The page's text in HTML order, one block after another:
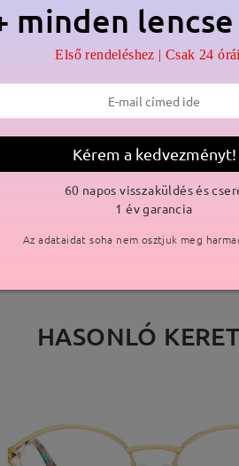
SZÁLLÍTÁS
HASONLÓ
minden lencse
Első rendeléshez | Csak 24
Kérem a kedvezményt!
60 napos visszaküldés és
1 év garancia
Az adataidat soha nem osztjuk meg